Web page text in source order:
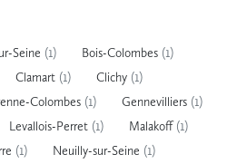
Seine (1) Bois-Colombes (1)
Clamart (1) Clichy (1)
Colombes (1) Gennevilliers (1)
Levallois-Perret (1) Malakoff(1)
(1) Neuilly-sur-Seine (1)